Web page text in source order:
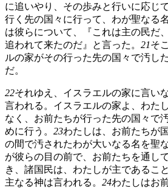
に追いやり、その歩みと行いに応じ
行く先の国々に行って、わが聖なる
は彼らについて、『これは主の民だ
追われて来たのだ』と言った。 21そ
ルの家がその行った先の国々で汚し
だ。
22それゆえ、イスラエルの家に言い
言われる。イスラエルの家よ、わた
なく、お前たちが行った先の国々で
めに行う。 23わたしは、お前たちが
の間で汚されたわが大いなる名を聖
が彼らの目の前で、お前たちを通し
き、諸国民は、わたしが主であるこ
主なる神は言われる。 24わたしはお